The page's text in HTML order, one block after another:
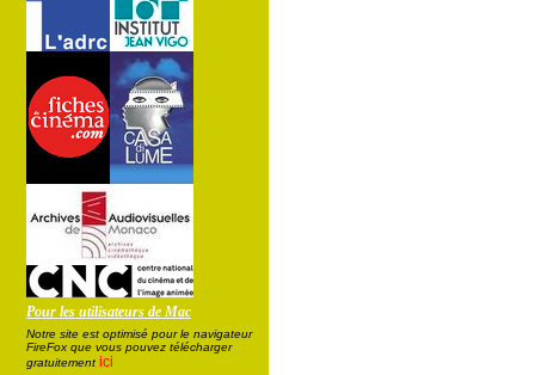
Pour les utilisateurs de Mac
Notre site est optimisé pour le navigateur
FireFox que vous pouvez télécharger
gratuitement ici